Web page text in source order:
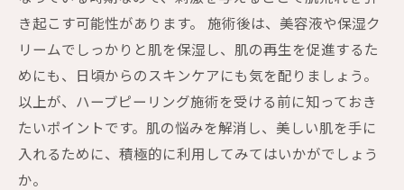
き起こす可能性があります。 施術後は、美容液や保湿ク
リームでしっかりと肌を保湿し、肌の再生を促進するた
めにも、日頃からのスキンケアにも気を配りましょう。
以上が、ハーブピーリング施術を受ける前に知っておき
たいポイントです。肌の悩みを解消し、美しい肌を手に
入れるために、積極的に利用してみてはいかがでしょう
か。